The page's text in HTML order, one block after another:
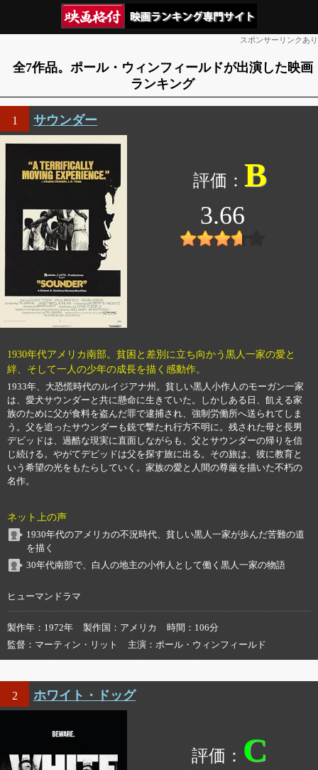
スポンサーリンクあり
全7作品。ポール・ウィンフィールドが出演した映画
ランキング
1 サウンダー
B
3.66
1930年代アメリカ南部。貧困と差別に立ち向かう黒人一家の愛と
絆、そして一人の少年の成長を描く感動作。
1933年、大恐慌時代のルイジアナ州。貧しい黒人小作人のモーガン一家
は、愛犬サウンダーと共に懸命に生きていた。しかしある日、飢える家
族のために父が食料を盗んだ罪で逮捕され、強制労働所へ送られてしま
う。父を追ったサウンダーも銃で撃たれ行方不明に。残された母と長男
デビッドは、過酷な現実に直面しながらも、父とサウンダーの帰りを信
じ続ける。やがてデビッドは父を探す旅に出る。その旅は、彼に教育と
いう希望の光をもたらしていく。家族の愛と人間の尊厳を描いた不朽の
名作。
ネット上の声
1930年代のアメリカの不況時代、貧しい黒人一家が歩んだ苦難の道
を描く
30年代南部で、白人の地主の小作人として働く黒人一家の物語
ヒューマンドラマ
製作年 1972年 製作国 アメリカ 時間
106分
監督
マーティン・リット 主演 ポール・ウィンフィールド
2 ホワイト・ドッグ
C